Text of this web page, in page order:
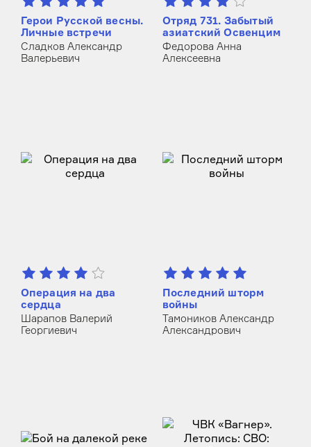
Сладков Александр
Валерьевич
Герои Русской весны.
Личные встречи
Федорова Анна
Алексеевна
Отряд 731. Забытый
азиатский Освенцим
Шарапов Валерий
Георгиевич
Операция на два
сердца
Тамоников Александр
Александрович
Последний шторм
войны